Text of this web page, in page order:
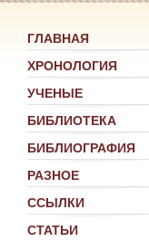
ГЛАВНАЯ
ХРОНОЛОГИЯ
УЧЕНЫЕ
БИБЛИОТЕКА
БИБЛИОГРАФИЯ
РАЗНОЕ
ССЫЛКИ
СТАТЬИ